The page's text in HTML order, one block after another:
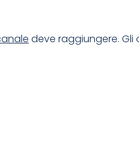
deve raggiungere. Gli